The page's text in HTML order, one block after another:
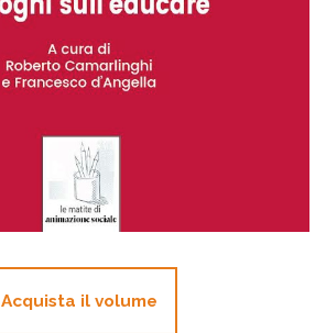
Acquista il volume